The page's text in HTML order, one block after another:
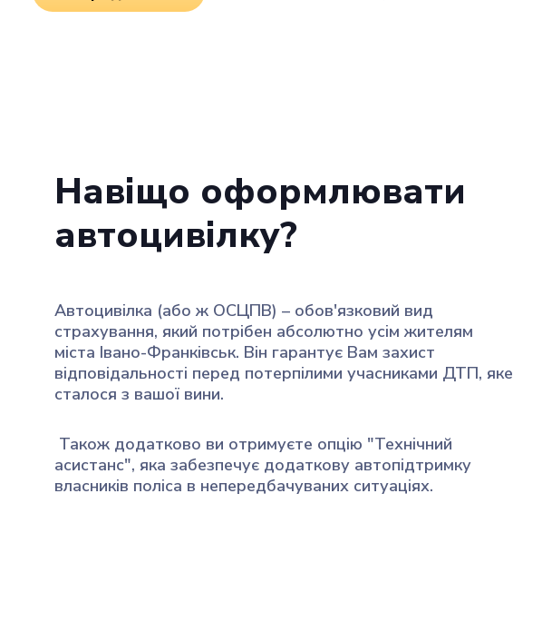
Навіщо оформлювати
автоцивілку?
Автоцивілка (або ж ОСЦПВ) – обов'язковий вид
страхування, який потрібен абсолютно усім жителям
міста Івано-Франківськ. Він гарантує Вам захист
відповідальності перед потерпілими учасниками ДТП, яке
сталося з вашої вини.
Також додатково ви отримуєте опцію "Технічний
асистанс", яка забезпечує додаткову автопідтримку
власників поліса в непередбачуваних ситуаціях.